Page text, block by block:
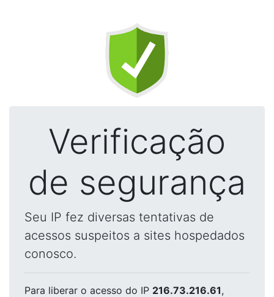
Verificação
de segurança
Seu IP fez diversas tentativas de
acessos suspeitos a sites hospedados
conosco.
Para liberar o acesso do IP 216.73.216.61,